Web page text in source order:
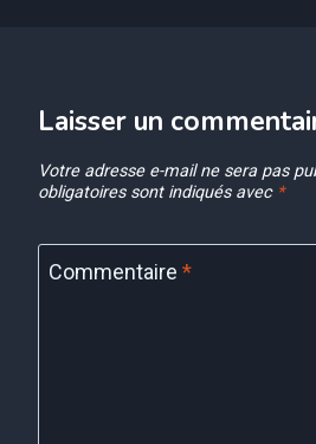
Laisser un
Votre adresse e-mail ne sera pas
obligatoires sont indiqués avec *
Commentaire *